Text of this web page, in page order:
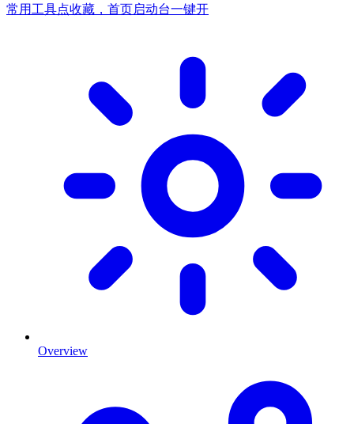
常用工具点收藏，首页启动台一键开
Overview